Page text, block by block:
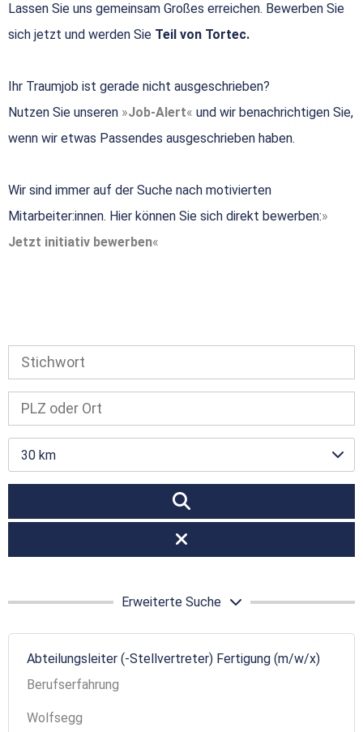
Lassen Sie uns gemeinsam Großes erreichen. Bewerben Sie
sich jetzt und werden Sie Teil von Tortec.
Ihr Traumjob ist gerade nicht ausgeschrieben?
Nutzen Sie unseren
Job-Alert
und wir benachrichtigen Sie,
wenn wir etwas Passendes ausgeschrieben haben.
Wir sind immer auf der Suche nach motivierten
Mitarbeiter:innen. Hier können Sie sich direkt bewerben:
Jetzt initiativ bewerben
30 km
Erweiterte Suche
Abteilungsleiter (-Stellvertreter) Fertigung (m/w/x)
Berufserfahrung
Wolfsegg